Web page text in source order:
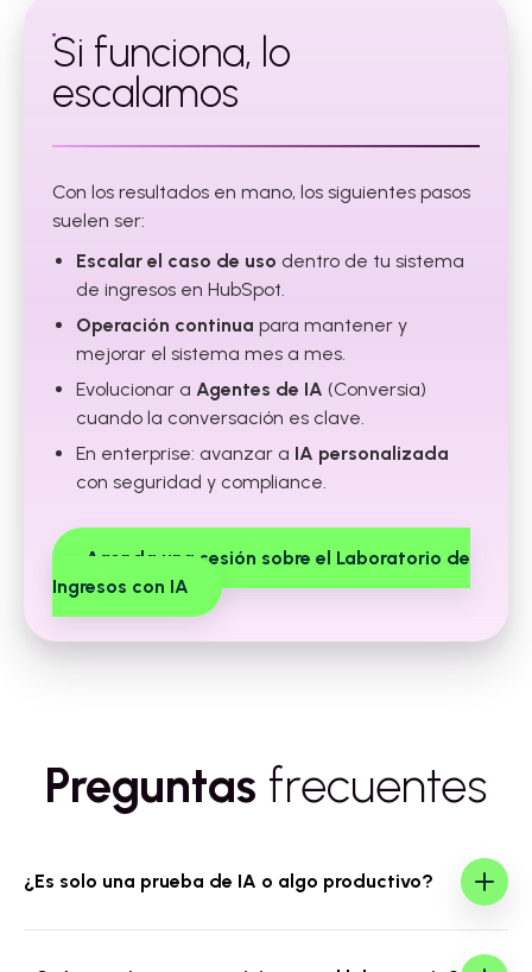
Si funciona, lo
escalamos
Con los resultados en mano, los siguientes pasos
suelen ser:
Escalar el caso de uso dentro de tu sistema
de ingresos en HubSpot.
Operación continua para mantener y
mejorar el sistema mes a mes.
Evolucionar a Agentes de IA (Conversia)
cuando la conversación es clave.
En enterprise: avanzar a IA personalizada
con seguridad y compliance.
Agenda una sesión sobre el Laboratorio de
Ingresos con IA
Preguntas frecuentes
¿Es solo una prueba de IA o algo productivo?